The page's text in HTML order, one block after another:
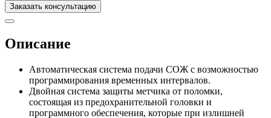
Заказать консультацию
Описание
Автоматическая система подачи СОЖ с возможностью
программирования временных интервалов.
Двойная система защиты метчика от поломки,
состоящая из предохранительной головки и
программного обеспечения, которые при излишней